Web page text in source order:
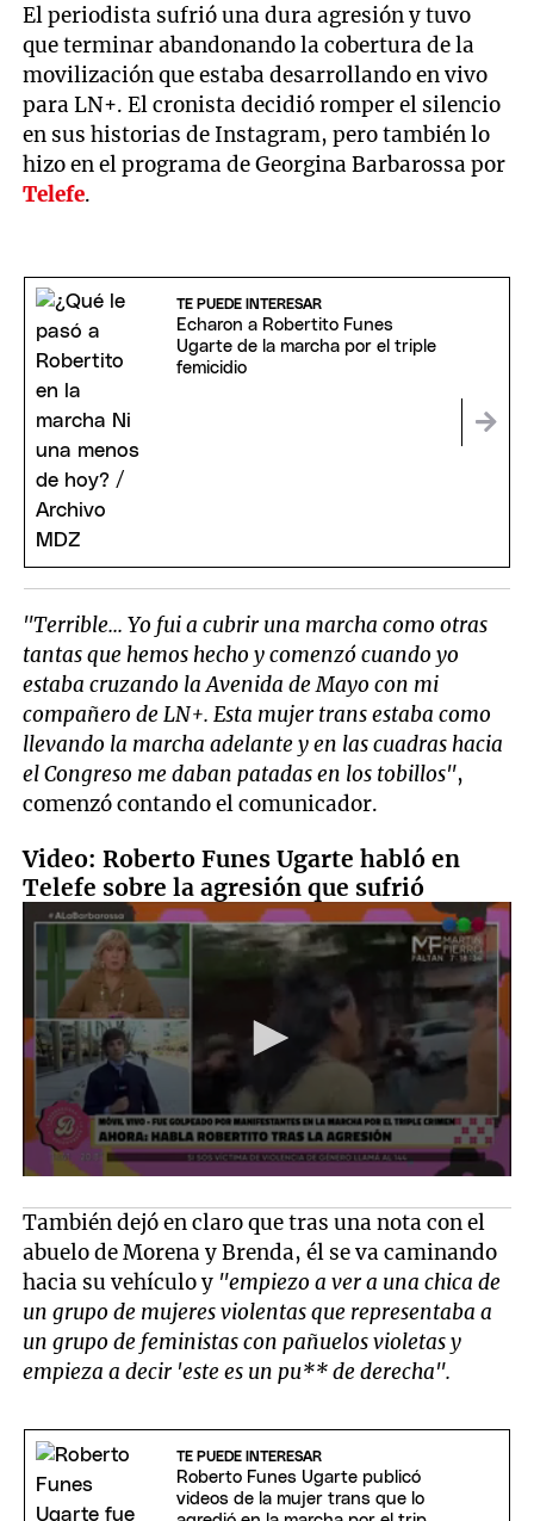
El periodista sufrió una dura agresión y tuvo
que terminar abandonando la cobertura de la
movilización que estaba desarrollando en vivo
para LN+. El cronista decidió romper el silencio
en sus historias de Instagram, pero también lo
hizo en el programa de Georgina Barbarossa por
Telefe.
TE PUEDE INTERESAR
Echaron a Robertito Funes
Ugarte de la marcha por el triple
femicidio
"Terrible... Yo fui a cubrir una marcha como otras
tantas que hemos hecho y comenzó cuando yo
estaba cruzando la Avenida de Mayo con mi
compañero de LN+. Esta mujer trans estaba como
llevando la marcha adelante y en las cuadras hacia
el Congreso me daban patadas en los tobillos",
comenzó contando el comunicador.
Video: Roberto Funes Ugarte habló en
Telefe sobre la agresión que sufrió
También dejó en claro que tras una nota con el
abuelo de Morena y Brenda, él se va caminando
hacia su vehículo y "empiezo a ver a una chica de
un grupo de mujeres violentas que representaba a
un grupo de feministas con pañuelos violetas y
empieza a decir 'este es un pu** de derecha".
TE PUEDE INTERESAR
Roberto Funes Ugarte publicó
videos de la mujer trans que lo